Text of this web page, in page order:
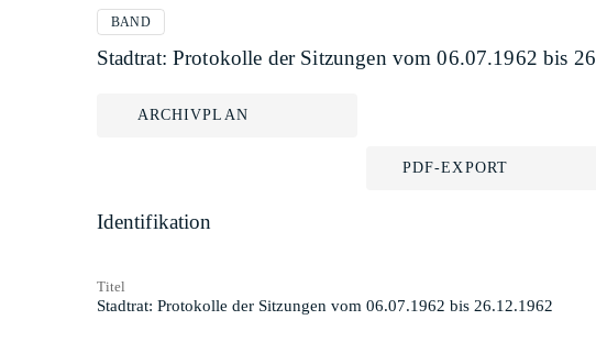
BAND
Stadtrat: Protokolle der Sitzungen vom 06.07.1962 bis
ARCHIVPLAN
PDF-EXPORT
Identifikation
Titel
Stadtrat: Protokolle der Sitzungen vom 06.07.1962 bis 26.12.1962